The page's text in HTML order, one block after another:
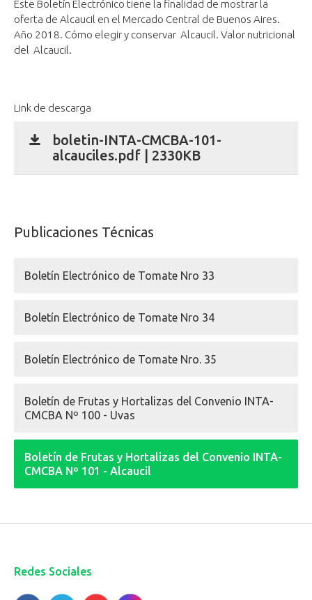
Este Boletín Electrónico tiene la finalidad de ​mostrar ​la
oferta de Alcaucil en el Mercado Central de Buenos Aires.
Año 2018. Cómo elegir y conservar Alcaucil. Valor nutricional
del Alcaucil.
Link de descarga
boletin-INTA-CMCBA-101-
alcauciles.pdf | 2330KB
Publicaciones Técnicas
Boletín Electrónico de Tomate Nro 33
Boletín Electrónico de Tomate Nro 34
Boletín Electrónico de Tomate Nro. 35
Boletín de Frutas y Hortalizas del Convenio INTA-
CMCBA Nº 100 - Uvas
Boletín de Frutas y Hortalizas del Convenio INTA-
CMCBA Nº 101 - Alcaucil
Redes Sociales